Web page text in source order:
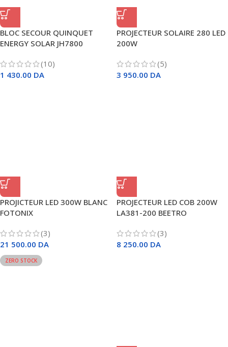
BLOC SECOUR QUINQUET
ENERGY SOLAR JH7800
(10)
1 430.00 DA
PROJECTEUR SOLAIRE 280 LED
200W
(5)
3 950.00 DA
PROJICTEUR LED 300W BLANC
FOTONIX
(3)
21 500.00 DA
PROJECTEUR LED COB 200W
LA381-200 BEETRO
(3)
8 250.00 DA
ZERO STOCK